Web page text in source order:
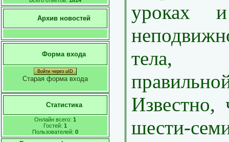
Архив новостей
Форма входа
Войти через uID
Старая форма входа
Статистика
Онлайн всего: 1
Гостей: 1
Пользователей: 0
уроках и
тела,
Известно,
шести-